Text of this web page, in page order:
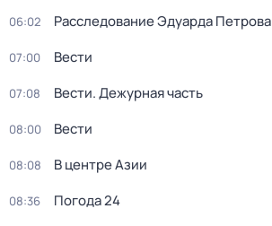
06:02 Расследование Эдуарда Петрова
07:00 Вести
07:08 Вести. Дежурная часть
08:00 Вести
08:08 В центре Азии
08:36 Погода 24